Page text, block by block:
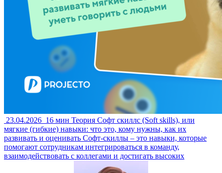
23.04.2026 16 мин Теория Софт скиллс (Soft skills), или
мягкие (гибкие) навыки: что это, кому нужны, как их
развивать и оценивать Софт-скиллы – это навыки, которые
помогают сотрудникам интегрироваться в команду,
взаимодействовать с коллегами и достигать высоких